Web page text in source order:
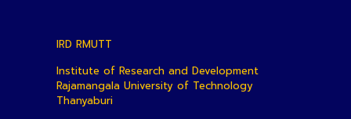
IRD RMUTT
Institute of Research and Development
Rajamangala University of Technology
Thanyaburi